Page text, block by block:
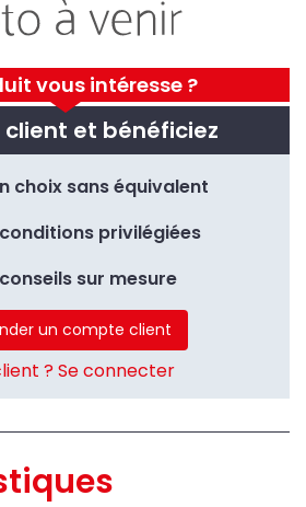
vous intéresse ?
client et bénéficiez
choix sans équivalent
privilégiées
sur mesure
un compte client
? Se connecter